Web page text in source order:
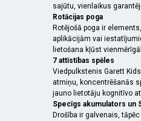
sajūtu, vienlaikus
Rotācijas poga
Rotējošā poga ir
aplikācijām vai
lietošana kļūst
7 attīstības spēles
Viedpulkstenis Garett
atmiņu, koncentrēšanās
jauno lietotāju kognitīvo
Specīgs akumulators un
Drošība ir galvenais,